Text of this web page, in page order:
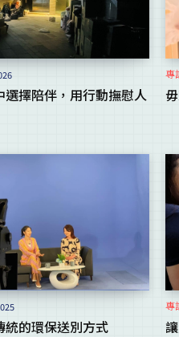
選擇陪伴，用行動撫慰人
專
的環保送別方式
專